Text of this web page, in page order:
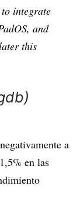
integrate
and
this
a
en las